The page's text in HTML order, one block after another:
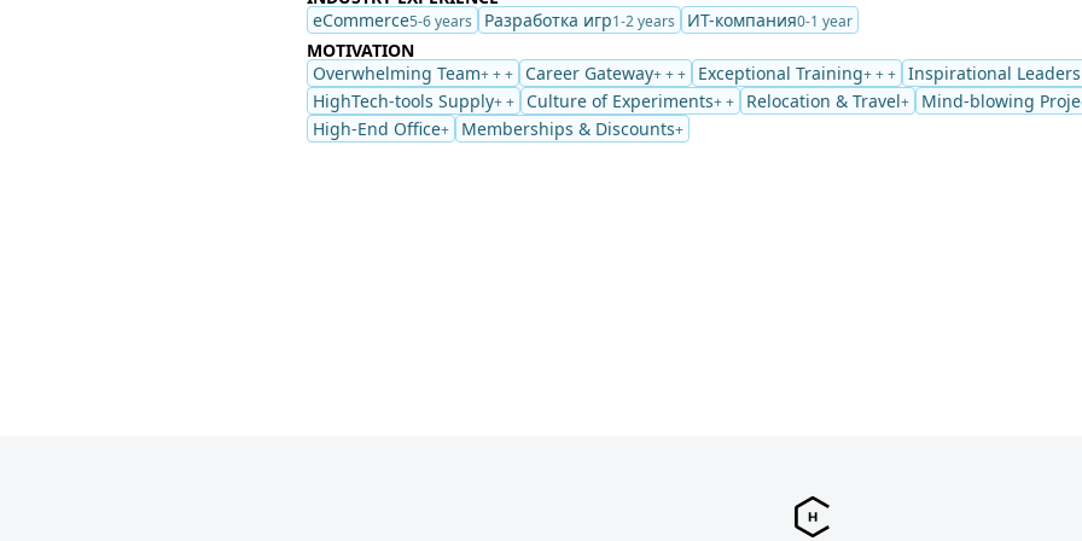
eCommerce5-6 years Разработка игр1-2 years ИТ-компания0-1 year
MOTIVATION
Overwhelming Team+ + + Career Gateway+ + + Exceptional Training+ + + Inspirational
HighTech-tools Supply+ + Culture of Experiments+ + Relocation & Travel+ Mind-blowing
High-End Office+ Memberships & Discounts+